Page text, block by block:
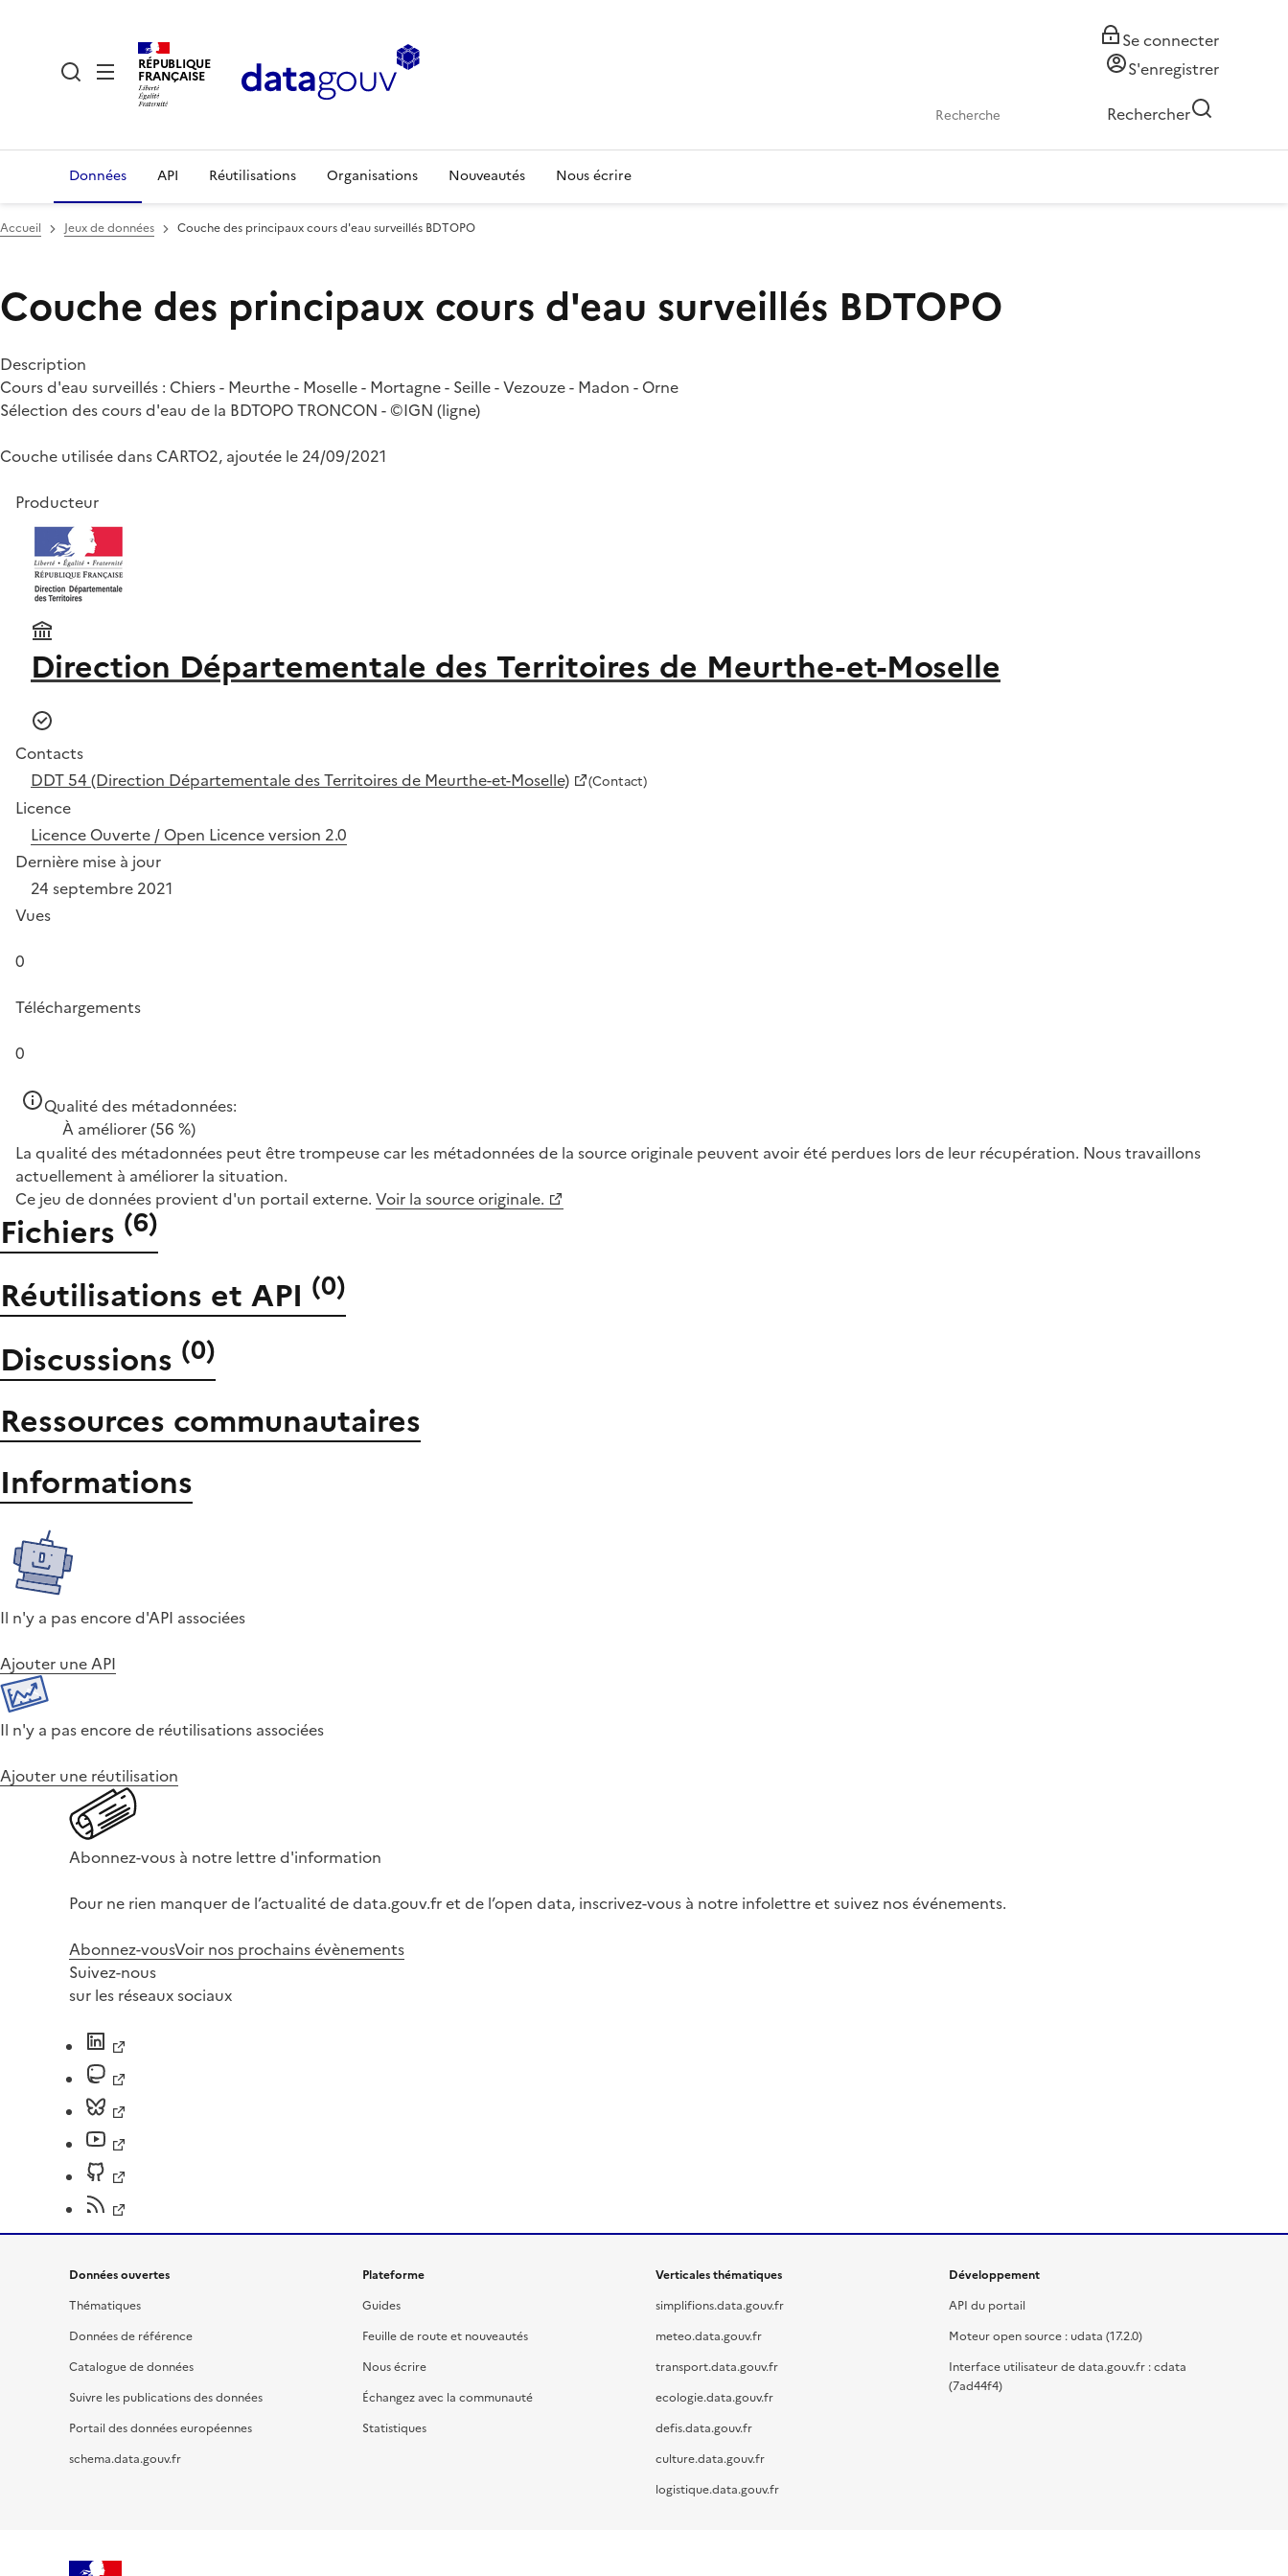
RÉPUBLIQUE
FRANÇAISE
Se connecter
S'enregistrer
Rechercher
Données API Réutilisations Organisations Nouveautés Nous écrire
Accueil Jeux de données Couche des principaux cours d'eau surveillés BDTOPO
Couche des principaux cours d'eau surveillés BDTOPO
Description
Cours d'eau surveillés : Chiers - Meurthe - Moselle - Mortagne - Seille - Vezouze - Madon - Orne
Sélection des cours d'eau de la BDTOPO TRONCON - ©IGN (ligne)
Couche utilisée dans CARTO2, ajoutée le 24/09/2021
Producteur
Direction Départementale des Territoires de Meurthe-et-Moselle
Contacts
DDT 54 (Direction Départementale des Territoires de Meurthe-et-Moselle)
(Contact)
Licence
Licence Ouverte / Open Licence version 2.0
Dernière mise à jour
24 septembre 2021
Vues
0
Téléchargements
0
Qualité des métadonnées:
À améliorer(56 %)
La qualité des métadonnées peut être trompeuse car les métadonnées de la source originale peuvent avoir été perdues lors de leur récupération. Nous travaillons
actuellement à améliorer la situation.
Ce jeu de données provient d'un portail externe. Voir la source originale.
Fichiers (6)
Réutilisations et API (0)
Discussions (0)
Ressources communautaires
Informations
Il n'y a pas encore d'API associées
Ajouter une API
Il n'y a pas encore de réutilisations associées
Ajouter une réutilisation
Abonnez-vous à notre lettre d'information
Pour ne rien manquer de l’actualité de data.gouv.fr et de l’open data, inscrivez-vous à notre infolettre et suivez nos événements.
Abonnez-vousVoir nos prochains évènements
Suivez-nous
sur les réseaux sociaux
Données ouvertes
Thématiques
Données de référence
Catalogue de données
Suivre les publications des données
Portail des données européennes
schema.data.gouv.fr
Plateforme
Guides
Feuille de route et nouveautés
Nous écrire
Échangez avec la communauté
Statistiques
Verticales thématiques
simplifions.data.gouv.fr
meteo.data.gouv.fr
transport.data.gouv.fr
ecologie.data.gouv.fr
defis.data.gouv.fr
culture.data.gouv.fr
logistique.data.gouv.fr
Développement
API du portail
Moteur open source : udata (17.2.0)
Interface utilisateur de data.gouv.fr : cdata
(7ad44f4)